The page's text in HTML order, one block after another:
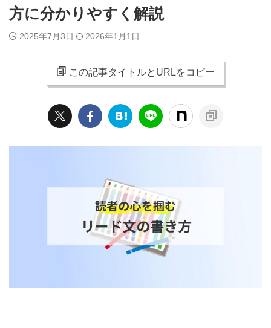
方に分かりやすく解説
2025年7月3日 2026年1月1日
この記事タイトルとURLをコピー